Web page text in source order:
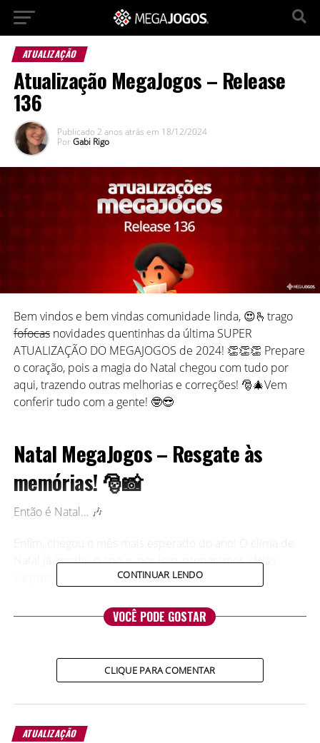
ATUALIZAÇÃO
Atualização MegaJogos – Release
136
Publicado2 anos atrás em 18/12/2024
Por Gabi Rigo
Bem vindos e bem vindas comunidade linda, 😍🫰trago
fofocasnovidades quentinhas da última SUPER
ATUALIZAÇÃO DO MEGAJOGOS de 2024! 👏👏👏 Prepare
o coração, pois a magia do Natal chegou com tudo por
aqui, trazendo outras melhorias e correções! 🎅🎄Vem
conferir tudo com a gente! 🤓😎
Natal MegaJogos – Resgate às
memórias! 🎅📸
Então é Natal… 🎶
Enfim, chegou o mês mais esperado do ano! O clima de
Natal já invadiu o app e, por isso, preparamos várias
surpresas para você.
Para começar, jogue torneios premiados exclusivos 💰 e,
além disso, aproveite descontos incríveis 🤑. Além disso,
seu baralho com fundos natalinos 🌠.
novas reações animadas 👀 e, por fim, jogar no ritmo com
nossa trilha sonora especial 🎶!
CONTINUAR LENDO
VOCÊ PODE GOSTAR
CLIQUE PARA COMENTAR
ATUALIZAÇÃO